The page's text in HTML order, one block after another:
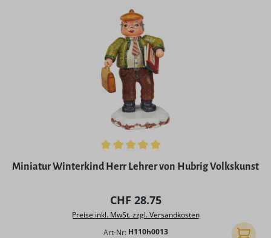
Durchschnittliche Bewertung von 5 von 5 Sternen
Miniatur Winterkind Herr Lehrer von Hubrig Volkskunst
Regulärer Preis:
CHF 28.75
Preise inkl. MwSt. zzgl. Versandkosten
Art-Nr: H110h0013 In den